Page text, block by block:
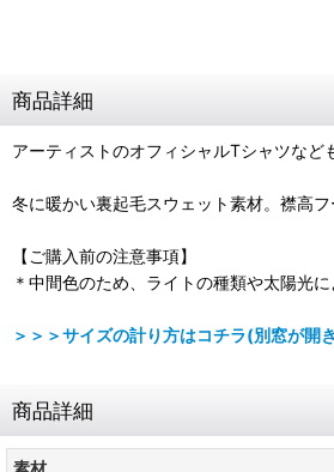
商品詳細
アーティストのオフィシャルTシャツなど
冬に暖かい裏起毛スウェット素材。襟高
【ご購入前の注意事項】
＊中間色のため、ライトの種類や太陽光
＞＞＞サイズの計り方はコチラ(別窓が開
商品詳細
素材